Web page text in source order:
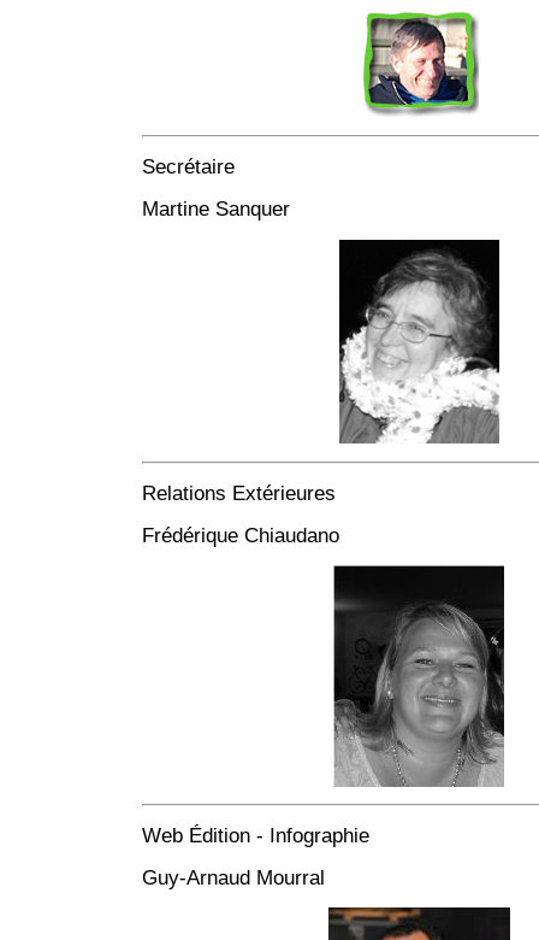
Secrétaire
Martine Sanquer
Relations Extérieures
Frédérique Chiaudano
Web Édition - Infographie
Guy-Arnaud Mourral